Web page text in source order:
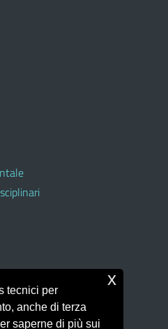
tecnici per
anche di terza
saperne di più sui
x